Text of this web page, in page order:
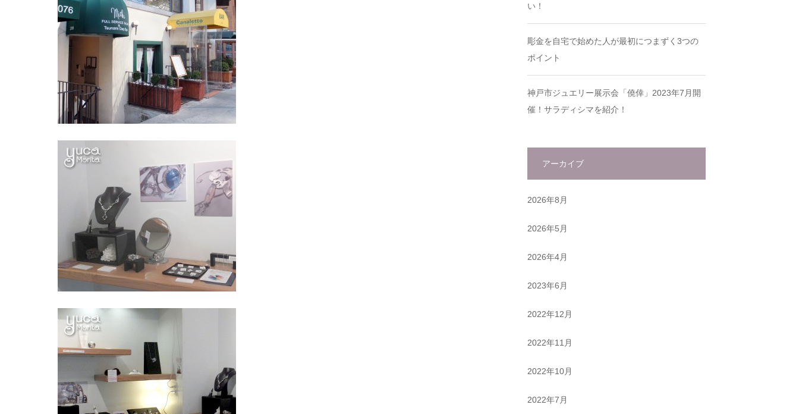
い！
彫金を自宅で始めた人が最初につまずく3つの
ポイント
神戸市ジュエリー展示会「僥倖」2023年7月開
催！サラディシマを紹介！
アーカイブ
2026年8月
2026年5月
2026年4月
2023年6月
2022年12月
2022年11月
2022年10月
2022年7月